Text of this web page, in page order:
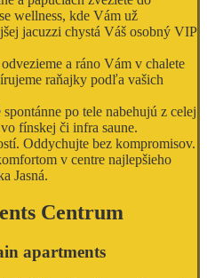
wellness, kde Vám už
jacuzzi chystá Váš osobný VIP
a ráno Vám v chalete
raňajky podľa vašich
po tele nabehujú z celej
fínskej či infra saune.
Oddychujte bez kompromisov.
v centre najlepšieho
Jasná.
Centrum
apartments